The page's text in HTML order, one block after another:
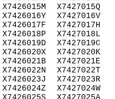
X7426015M
X7426016Y
X7426017F
X7426018P
X7426019D
X7426020X
X7426021B
X7426022N
X7426023J
X7426024Z
X7427015Q
X7427016V
X7427017H
X7427018L
X7427019C
X7427020K
X7427021E
X7427022T
X7427023R
X7427024W